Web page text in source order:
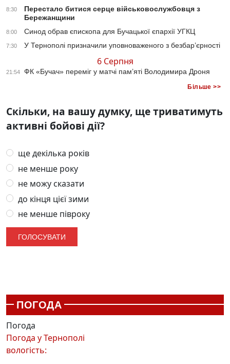
8:30
Перестало битися серце військовослужбовця з
Бережанщини
8:00 Синод обрав єпископа для Бучацької єпархії УГКЦ
7:30 У Тернополі призначили уповноваженого з безбар’єрності
6 Серпня
21:54 ФК «Бучач» переміг у матчі пам’яті Володимира Дроня
Більше >>
Скільки, на вашу думку, ще триватимуть
активні бойові дії?
ще декілька років
не менше року
не можу сказати
до кінця цієї зими
не менше півроку
ПОГОДА
Погода
Погода уТернополі
вологість: